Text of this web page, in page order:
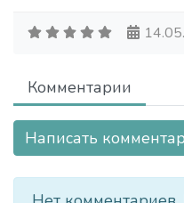
Комментарии
Написать